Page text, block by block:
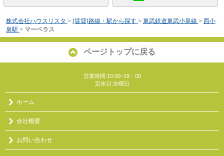
株式会社ハウスリスタ > (賃貸)路線・駅から探す > 東武鉄道東武小泉線 > 西小
泉駅 > マーベラス
ページトップに戻る
営業時間:10:00~19：00
定休日:水曜日
ホーム
会社概要
お問い合わせ